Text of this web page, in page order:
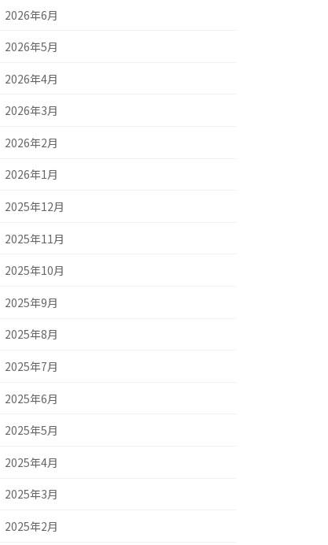
2026年6月
2026年5月
2026年4月
2026年3月
2026年2月
2026年1月
2025年12月
2025年11月
2025年10月
2025年9月
2025年8月
2025年7月
2025年6月
2025年5月
2025年4月
2025年3月
2025年2月